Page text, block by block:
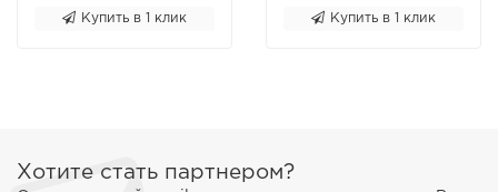
Купить в 1 клик Купить в 1 клик
Хотите стать партнером?